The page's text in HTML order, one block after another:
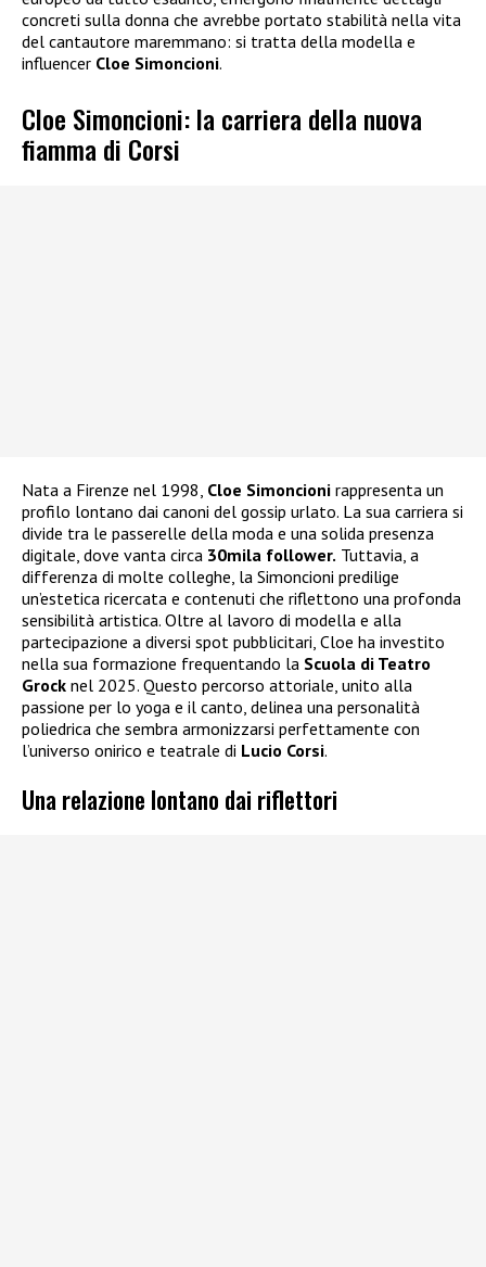
concreti sulla donna che avrebbe portato stabilità nella vita
del cantautore maremmano: si tratta della modella e
influencer Cloe Simoncioni.
Cloe Simoncioni: la carriera della nuova
fiamma di Corsi
Nata a Firenze nel 1998, Cloe Simoncioni rappresenta un
profilo lontano dai canoni del gossip urlato. La sua carriera si
divide tra le passerelle della moda e una solida presenza
digitale, dove vanta circa 30mila follower. Tuttavia, a
differenza di molte colleghe, la Simoncioni predilige
un’estetica ricercata e contenuti che riflettono una profonda
sensibilità artistica. Oltre al lavoro di modella e alla
partecipazione a diversi spot pubblicitari, Cloe ha investito
nella sua formazione frequentando la Scuola di Teatro
Grock nel 2025. Questo percorso attoriale, unito alla
passione per lo yoga e il canto, delinea una personalità
poliedrica che sembra armonizzarsi perfettamente con
l’universo onirico e teatrale di Lucio Corsi.
Una relazione lontano dai riflettori